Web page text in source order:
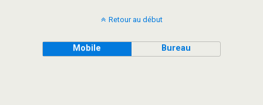
Retour au début
Mobile Bureau